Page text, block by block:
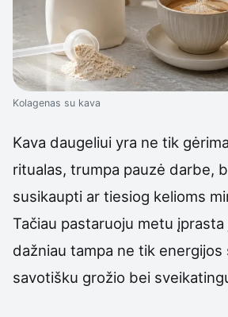
Kolagenas su kava
Kava daugeliui yra ne tik
ritualas, trumpa pauzė darbe,
susikaupti ar tiesiog kelioms
Tačiau pastaruoju metu
dažniau tampa ne tik
savotišku grožio bei